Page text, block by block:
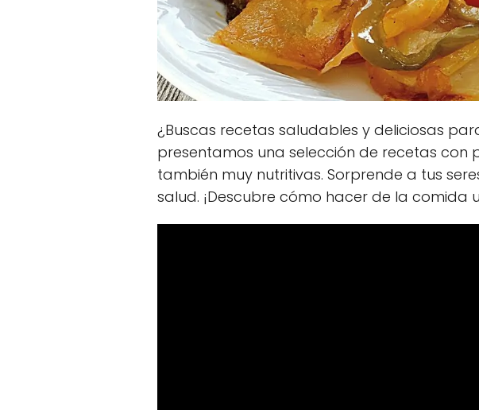
¿Buscas recetas saludables y deliciosas
presentamos una selección de recetas con
también muy nutritivas. Sorprende a tus
salud. ¡Descubre cómo hacer de la